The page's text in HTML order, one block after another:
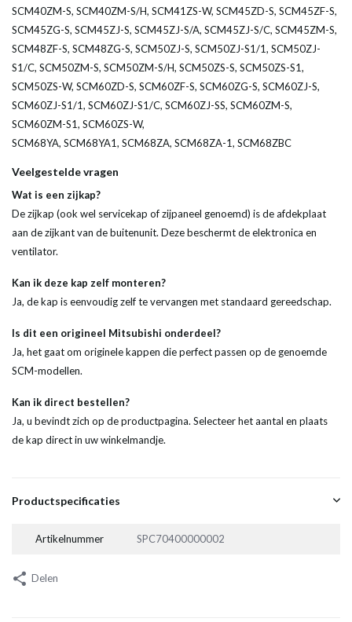
SCM40ZM-S, SCM40ZM-S/H, SCM41ZS-W, SCM45ZD-S, SCM45ZF-S,
SCM45ZG-S, SCM45ZJ-S, SCM45ZJ-S/A, SCM45ZJ-S/C, SCM45ZM-S,
SCM48ZF-S, SCM48ZG-S, SCM50ZJ-S, SCM50ZJ-S1/1, SCM50ZJ-
S1/C, SCM50ZM-S, SCM50ZM-S/H, SCM50ZS-S, SCM50ZS-S1,
SCM50ZS-W, SCM60ZD-S, SCM60ZF-S, SCM60ZG-S, SCM60ZJ-S,
SCM60ZJ-S1/1, SCM60ZJ-S1/C, SCM60ZJ-SS, SCM60ZM-S,
SCM60ZM-S1, SCM60ZS-W,
SCM68YA, SCM68YA1, SCM68ZA, SCM68ZA-1, SCM68ZBC
Veelgestelde vragen
Wat is een zijkap?
De zijkap (ook wel servicekap of zijpaneel genoemd) is de afdekplaat
aan de zijkant van de buitenunit. Deze beschermt de elektronica en
ventilator.
Kan ik deze kap zelf monteren?
Ja, de kap is eenvoudig zelf te vervangen met standaard gereedschap.
Is dit een origineel Mitsubishi onderdeel?
Ja, het gaat om originele kappen die perfect passen op de genoemde
SCM-modellen.
Kan ik direct bestellen?
Ja, u bevindt zich op de productpagina. Selecteer het aantal en plaats
de kap direct in uw winkelmandje.
Productspecificaties
Artikelnummer SPC70400000002
Delen